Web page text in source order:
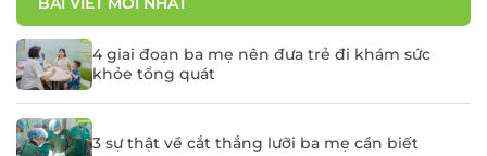
4 giai đoạn ba mẹ nên đưa trẻ đi khám sức
khỏe tổng quát
3 sự thật về cắt thắng lưỡi ba mẹ cần biết